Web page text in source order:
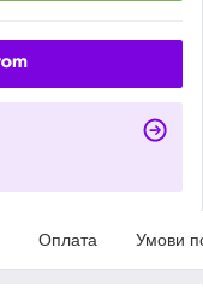
Оплата Умови